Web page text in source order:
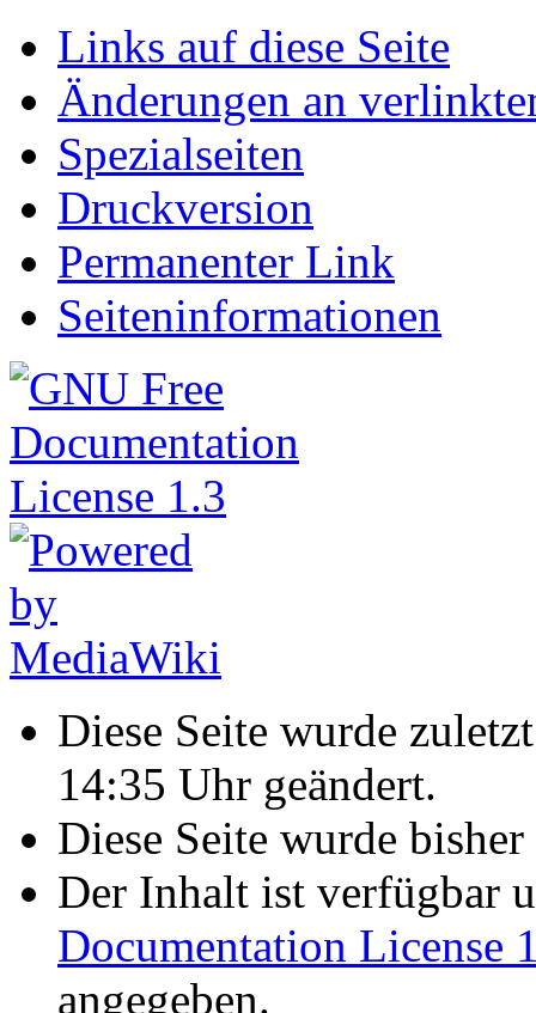
Links auf diese Seite
Änderungen an
Spezialseiten
Druckversion
Permanenter Link
Seiteninformationen
Diese Seite wurde
14:35 Uhr geändert.
Diese Seite wurde
Der Inhalt ist verfügbar
Documentation License
angegeben.